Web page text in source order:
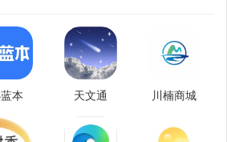
本 天文通 川楠商城